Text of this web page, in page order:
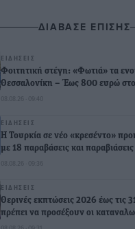
ΔΙΑΒΑΣΕ ΕΠΙΣΗΣ
ΕΙΔΉΣΕΙΣ
Φοιτητική στέγη: «Φωτιά» τα
Θεσσαλονίκη – Έως 800 ευρώ
08.08.26 · 09:40
ΕΙΔΉΣΕΙΣ
Η Τουρκία σε νέο «κρεσέντο»
με 18 παραβάσεις και παραβιάσεις
08.08.26 · 09:36
ΕΙΔΉΣΕΙΣ
Θερινές εκπτώσεις 2026 έως τις
πρέπει να προσέξουν οι